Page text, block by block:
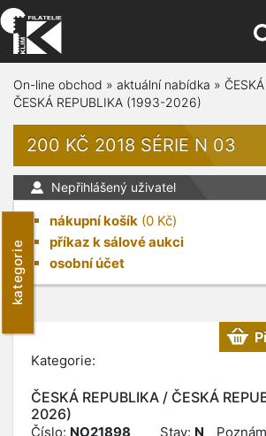
kategorie
On-line obchod » aktuální nabídka »
ČESKÁ REPUBLIKA (1993-2026)
200 KČ 2018 SÉRIE N 03
Nepřihlášený uživatel
nákupní košík (0 Kč)
příkaz k sálové aukci
osobní účet
Kategorie:
ČESKÁ REPUBLIKA / ČESKÁ
2026)
Číslo: NO21898 Stav: N